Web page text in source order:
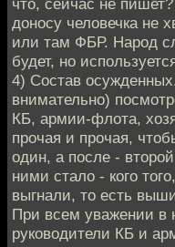
доносу человечка не
или там ФБР. Народ
будет, но
4) Состав
внимательно)
КБ, армии-флота,
прочая и прочая,
один, а после -
ними стало - кого
выгнали, то есть
При всем уважении в
руководители КБ и